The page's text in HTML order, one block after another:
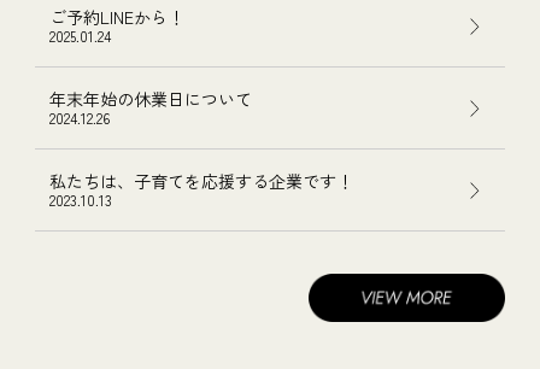
ご予約LINEから！
2025.01.24
年末年始の休業日について
2024.12.26
私たちは、子育てを応援する企業です！
2023.10.13